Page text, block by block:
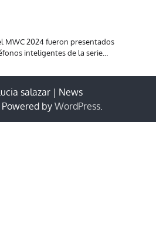
MWC 2024 fueron presentados
inteligentes de la serie…
salazar | News
Powered by WordPress